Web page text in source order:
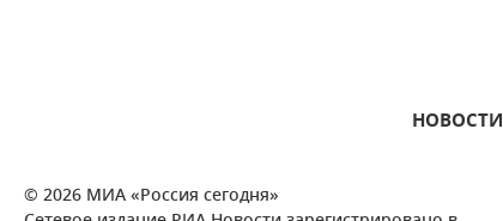
НОВОСТИ
© 2026 МИА «Россия сегодня»